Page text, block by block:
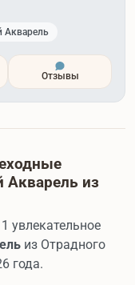
Акварель
Отзывы
Акварель из
увлекательное
из Отрадного
года.